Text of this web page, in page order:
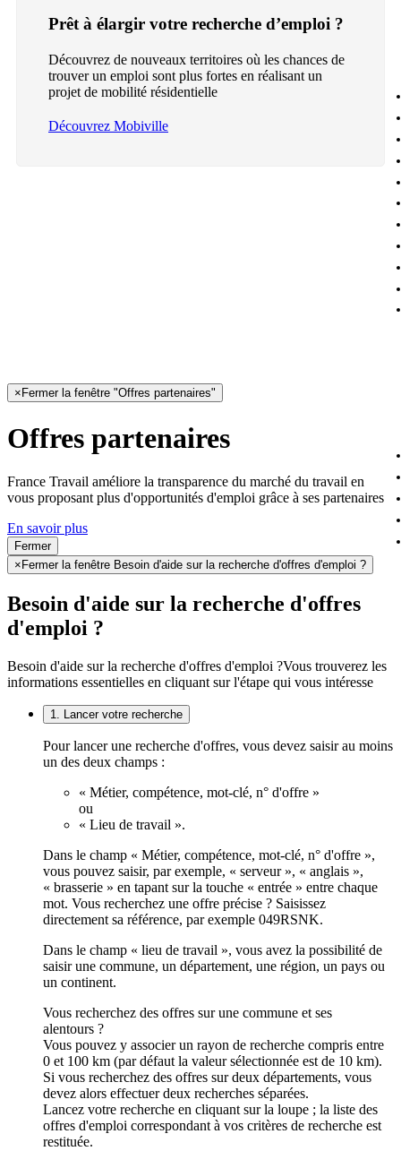
Prêt à élargir votre recherche d’emploi ?
Découvrez de nouveaux territoires où les chances de
trouver un emploi sont plus fortes en réalisant un
projet de mobilité résidentielle
Découvrez Mobiville
× Fermer la fenêtre "Offres partenaires"
Offres partenaires
France Travail améliore la transparence du marché du travail en
vous proposant plus d'opportunités d'emploi grâce à ses partenaires
En savoir plus
Fermer
× Fermer la fenêtre Besoin d'aide sur la recherche d'offres d'emploi ?
Besoin d'aide sur la recherche d'offres
d'emploi ?
Besoin d'aide sur la recherche d'offres d'emploi ?Vous trouverez les
informations essentielles en cliquant sur l'étape qui vous intéresse
1. Lancer votre recherche
Pour lancer une recherche d'offres, vous devez saisir au moins
un des deux champs :
« Métier, compétence, mot-clé, n° d'offre »
ou
« Lieu de travail ».
Dans le champ « Métier, compétence, mot-clé, n° d'offre »,
vous pouvez saisir, par exemple, « serveur », « anglais »,
« brasserie » en tapant sur la touche « entrée » entre chaque
mot. Vous recherchez une offre précise ? Saisissez
directement sa référence, par exemple 049RSNK.
Dans le champ « lieu de travail », vous avez la possibilité de
saisir une commune, un département, une région, un pays ou
un continent.
Vous recherchez des offres sur une commune et ses
alentours ?
Vous pouvez y associer un rayon de recherche compris entre
0 et 100 km (par défaut la valeur sélectionnée est de 10 km).
Si vous recherchez des offres sur deux départements, vous
devez alors effectuer deux recherches séparées.
Lancez votre recherche en cliquant sur la loupe ; la liste des
offres d'emploi correspondant à vos critères de recherche est
restituée.